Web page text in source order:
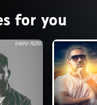
for you